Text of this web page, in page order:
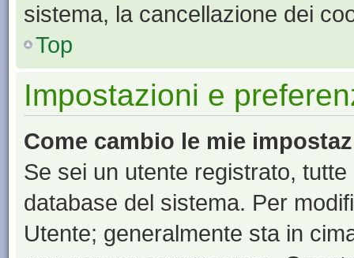
sistema, la cancellazione dei
Top
Impostazioni e
Come cambio le mie
Se sei un utente registrato,
database del sistema. Per
Utente; generalmente sta in